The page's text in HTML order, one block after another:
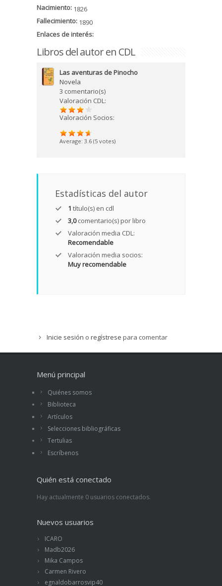
Nacimiento: 1826
Fallecimiento: 1890
Enlaces de interés:
Libros del autor en CDL
Las aventuras de Pinocho
Novela
3 comentario(s)
Valoración CDL:
Valoración Socios:
Average: 3.6 (5 votes)
Estadísticas del autor
1 título(s) en cdl
3,0comentario(s) por libro
Valoración media CDL:
Recomendable
Valoración media socios:
Muy recomendable
Inicie sesión o regístrese para comentar
Menú principal
Quiénes somos
Biblioteca
Artículos
Selecciones bibliográficas
Tertulias
Escríbenos
Quién está conectado
Hay actualmente 0 usuarios conectados.
Nuevos usuarios
ICARO
Madb2026
Mika Campos
Carmen Rivero
egnaldobarrosvip40